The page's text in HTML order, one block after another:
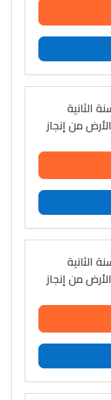
الثانية
من إنجاز
الثانية
من إنجاز